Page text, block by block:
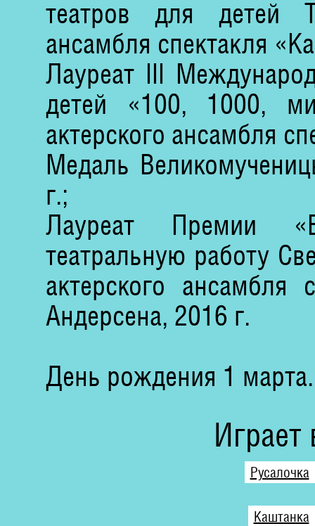
театров для детей
ансамбля спектакля
Лауреат III
детей «100, 1000,
актерского ансамбля
Медаль
г.;
Лауреат Премии
театральную работу
актерского ансамбля
Андерсена, 2016 г.
День рождения 1 марта.
Играет
Русалочка
Каштанка